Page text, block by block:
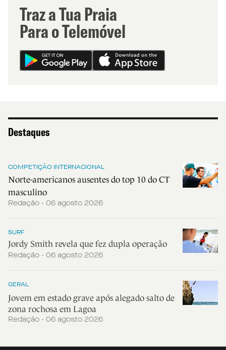
Traz a Tua Praia
Para o Telemóvel
Destaques
COMPETIÇÃO INTERNACIONAL
Norte-americanos ausentes do top 10 do CT
masculino
Redação - 06 agosto 2026
SURF
Jordy Smith revela que fez dupla operação
Redação - 06 agosto 2026
GERAL
Jovem em estado grave após alegado salto de
zona rochosa em Lagoa
Redação - 06 agosto 2026